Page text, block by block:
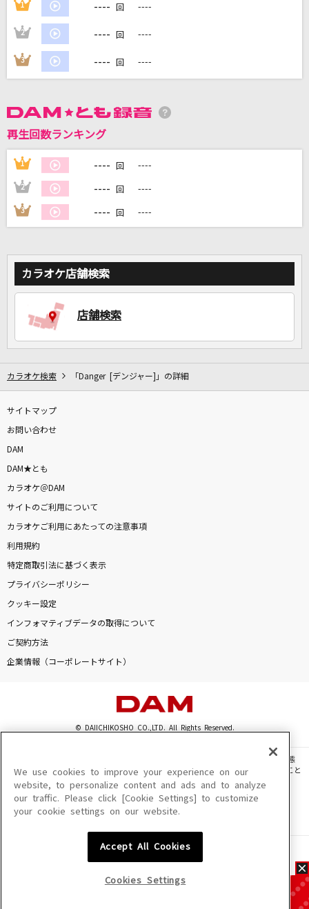
松平健(KEN MATSUDAIRA)
オドロウゼ！
Snow Man
宇多田ヒカル
[生音]Utauyo!!MIRACLE
放課後ティータイム
カラオケをもっと楽しもう！
1 ---- 回 ----
2 ---- 回 ----
3 ---- 回 ----
再生回数ランキング
1 ---- 回 ----
2 ---- 回 ----
3 ---- 回 ----
カラオケ店舗検索
店舗検索
カラオケ検索 「Danger [デンジャー]」の詳細
サイトマップ
お問い合わせ
DAM
DAM★とも
カラオケ＠DAM
サイトのご利用について
カラオケご利用にあたっての注意事項
利用規約
特定商取引法に基づく表示
プライバシーポリシー
クッキー設定
インフォマティブデータの取得について
ご契約方法
企業情報（コーポレートサイト）
© DAIICHIKOSHO CO.,LTD. All Rights Reserved.
このサイトに掲載されている一切の文章・画像・写真・動画・音声等を、手段や形態
を問わず、著作権法の定める範囲を超えて無断で複製、転載、ファイル化などすること
を禁じます。
楽曲及びコンテンツは、機種によりご利用いただけない場合があります。
楽曲及びコンテンツの配信日、配信内容が変更になる場合があります。
We use cookies to improve your experience on our
website, to personalize content and ads and to analyze
our traffic. Please click [Cookie Settings] to customize
your cookie settings on our website.
Accept All Cookies
Cookies Settings